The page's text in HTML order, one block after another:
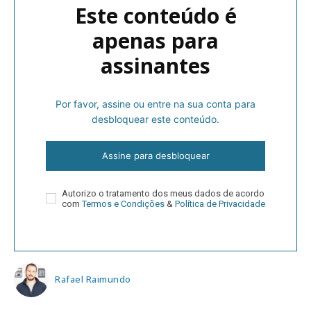
Este conteúdo é
apenas para
assinantes
Por favor, assine ou entre na sua conta para
desbloquear este conteúdo.
Assine para desbloquear
Autorizo o tratamento dos meus dados de acordo
comTermos e Condições & Política de Privacidade
Rafael Raimundo